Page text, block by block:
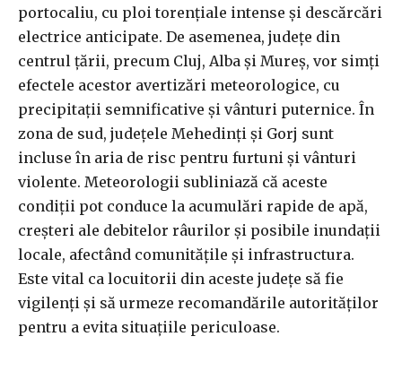
portocaliu, cu ploi torențiale intense și descărcări
electrice anticipate. De asemenea, județe din
centrul țării, precum Cluj, Alba și Mureș, vor simți
efectele acestor avertizări meteorologice, cu
precipitații semnificative și vânturi puternice. În
zona de sud, județele Mehedinți și Gorj sunt
incluse în aria de risc pentru furtuni și vânturi
violente. Meteorologii subliniază că aceste
condiții pot conduce la acumulări rapide de apă,
creșteri ale debitelor râurilor și posibile inundații
locale, afectând comunitățile și infrastructura.
Este vital ca locuitorii din aceste județe să fie
vigilenți și să urmeze recomandările autorităților
pentru a evita situațiile periculoase.